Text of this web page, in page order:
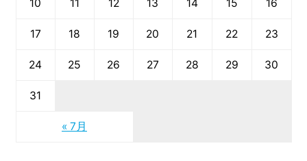
« 7月
10 11 12 13 14 15 16
17 18 19 20 21 22 23
24 25 26 27 28 29 30
31